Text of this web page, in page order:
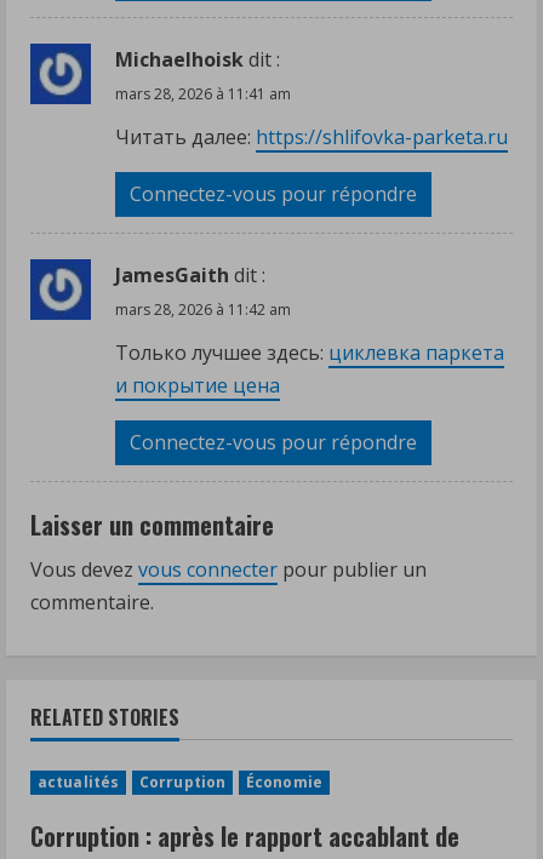
Michaelhoiskdit :
mars 28, 2026 à 11:41 am
Читать далее: https://shlifovka-parketa.ru
Connectez-vous pour répondre
JamesGaith dit :
mars 28, 2026 à 11:42 am
Только лучшее здесь: циклевка паркета
и покрытие цена
Connectez-vous pour répondre
Laisser un commentaire
Vous devez vous connecter pour publier un
commentaire.
RELATED STORIES
actualités Corruption Économie
Corruption : après le rapport accablant de